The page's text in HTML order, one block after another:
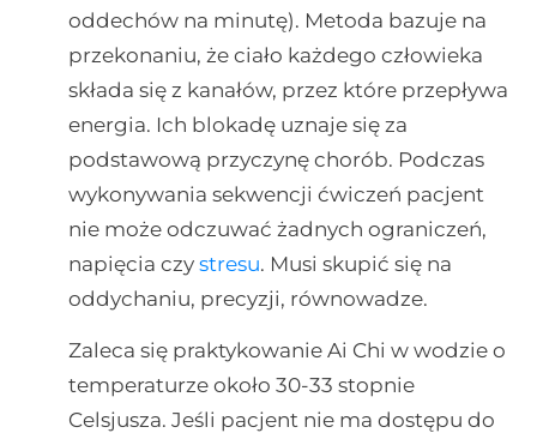
oddechów na minutę). Metoda bazuje na
przekonaniu, że ciało każdego człowieka
składa się z kanałów, przez które przepływa
energia. Ich blokadę uznaje się za
podstawową przyczynę chorób. Podczas
wykonywania sekwencji ćwiczeń pacjent
nie może odczuwać żadnych ograniczeń,
napięcia czy stresu. Musi skupić się na
oddychaniu, precyzji, równowadze.
Zaleca się praktykowanie Ai Chi w wodzie o
temperaturze około 30-33 stopnie
Celsjusza. Jeśli pacjent nie ma dostępu do